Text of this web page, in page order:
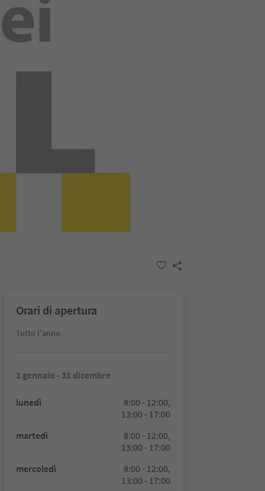
Orari di apertura
Tutto l'anno
1 gennaio - 31 dicembre
lunedì
8:00 - 12:00,
13:00 - 17:00
martedì
8:00 - 12:00,
13:00 - 17:00
mercoledì
8:00 - 12:00,
13:00 - 17:00